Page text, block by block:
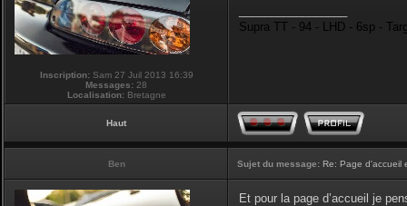
Inscription:Sam 27 Juil 2013 16:39
Messages: 28
Localisation:Bretagne
Supra TT - 94 - LHD - 6sp -
Haut
Ben Sujet du message: Re: Page d'accueil
Et pour la page d’accueil je